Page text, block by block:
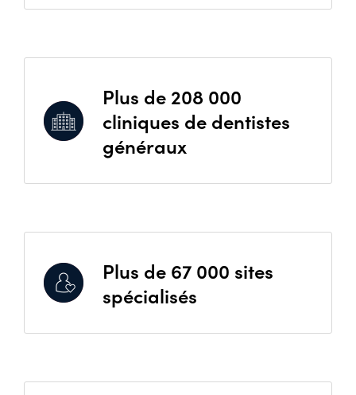
Plus de 208 000
cliniques de dentistes
généraux
Plus de 67 000 sites
spécialisés